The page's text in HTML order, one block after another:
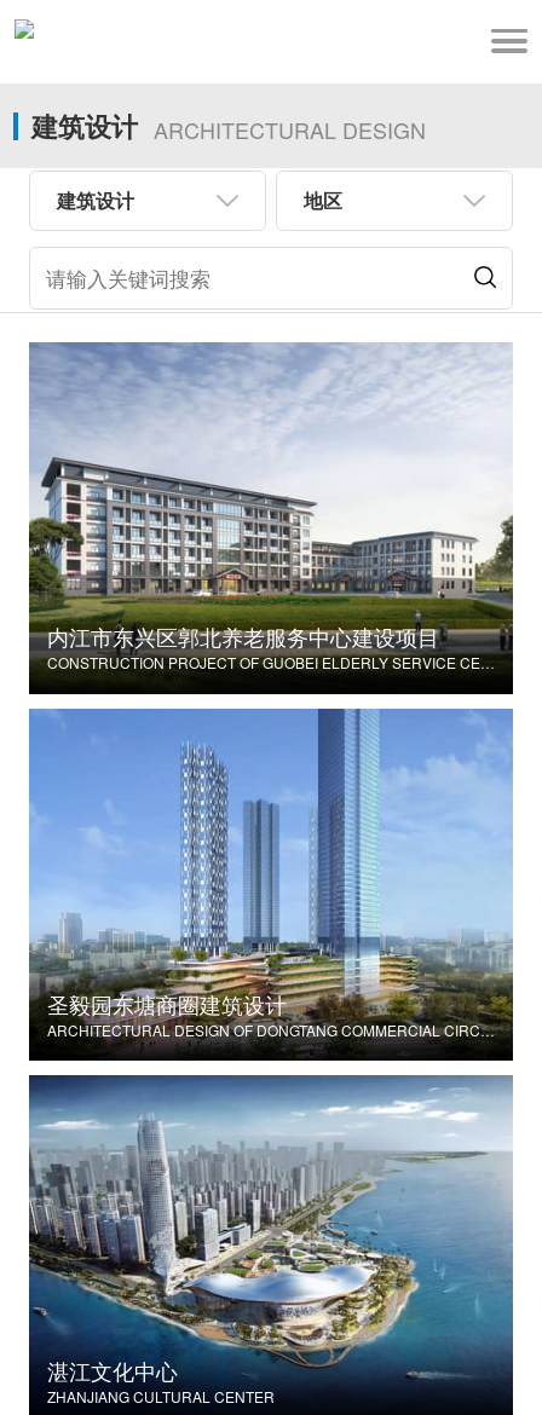
建筑设计 ARCHITECTURAL DESIGN
建筑设计 地区
内江市东兴区郭北养老服务中心建设项目
CONSTRUCTION PROJECT OF GUOBEI ELDERLY SERVICE CENTER IN DONGXING DISTRICT, NEIJIANG CITY
圣毅园东塘商圈建筑设计
ARCHITECTURAL DESIGN OF DONGTANG COMMERCIAL CIRCLE IN SHENGYI GARDEN
湛江文化中心
ZHANJIANG CULTURAL CENTER